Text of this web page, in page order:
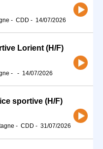
- CDD - 14/07/2026
Lorient (H/F)
- - 14/07/2026
sportive (H/F)
- CDD - 31/07/2026